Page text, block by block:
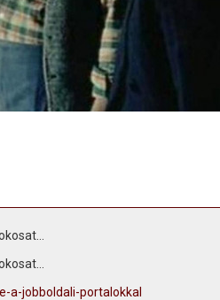
a-jobboldali-portalokkal